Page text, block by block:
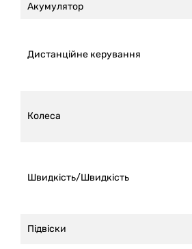
Акумулятор
Дистанційне керування
Колеса
Швидкість/Швидкість
Підвіски